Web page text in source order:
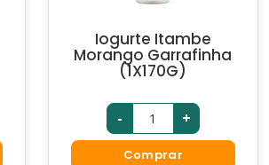
Iogurte Itambe
Morango Garrafinha
(1X170G)
- +
Comprar